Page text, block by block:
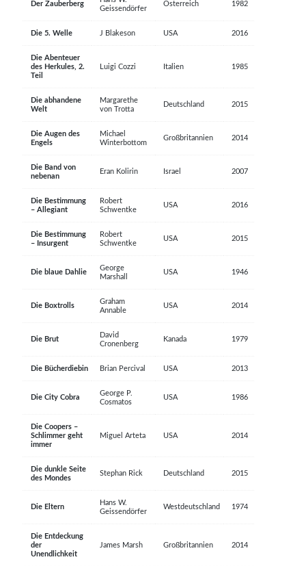
Der Zauberberg
Geissendörfer
Österreich 1982
Die 5. Welle J Blakeson USA 2016
Die Abenteuer
des Herkules, 2.
Teil
Luigi Cozzi Italien 1985
Die abhandene
Welt
Margarethe
von Trotta
Deutschland 2015
Die Augen des
Engels
Michael
Winterbottom
Großbritannien 2014
Die Band von
nebenan
Eran Kolirin Israel 2007
Die Bestimmung
– Allegiant
Robert
Schwentke
USA 2016
Die Bestimmung
– Insurgent
Robert
Schwentke
USA 2015
Die blaue Dahlie
George
Marshall
USA 1946
Die Boxtrolls
Graham
Annable
USA 2014
Die Brut
David
Cronenberg
Kanada 1979
Die Bücherdiebin Brian Percival USA 2013
Die City Cobra
George P.
Cosmatos
USA 1986
Die Coopers –
Schlimmer geht
immer
Miguel Arteta USA 2014
Die dunkle Seite
des Mondes
Stephan Rick Deutschland 2015
Die Eltern
Hans W.
Geissendörfer
Westdeutschland 1974
Die Entdeckung
der
Unendlichkeit
James Marsh Großbritannien 2014